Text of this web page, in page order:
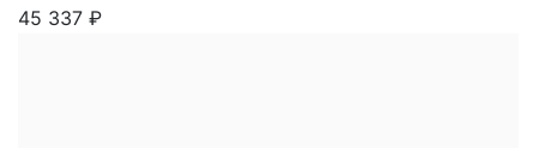
45 337 ₽